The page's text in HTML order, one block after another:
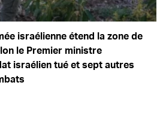
israélienne étend la zone de
le Premier ministre
israélien tué et sept autres